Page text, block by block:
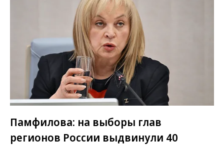
Памфилова: на выборы глав
регионов России выдвинули 40